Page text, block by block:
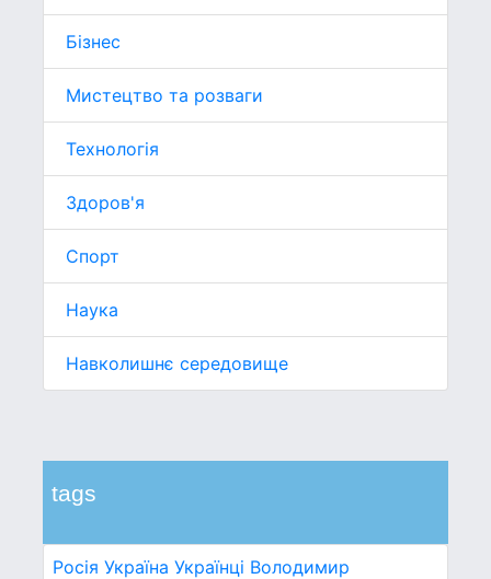
Бізнес
Мистецтво та розваги
Технологія
Здоров'я
Спорт
Наука
Навколишнє середовище
tags
Росія Україна Українці Володимир